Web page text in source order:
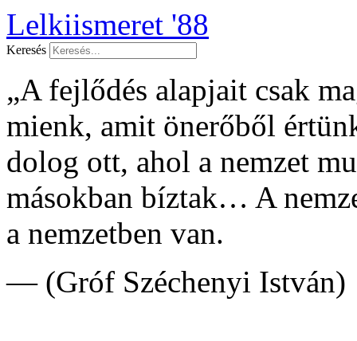
Lelkiismeret '88
Keresés
„A fejlődés alapjait csak
mienk, amit önerőből
dolog ott, ahol a nemzet
másokban bíztak… A
a nemzetben van.
— (Gróf Széchenyi István)